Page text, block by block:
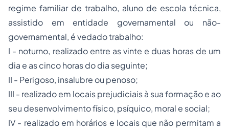
regime familiar de trabalho, aluno de escola técnica,
assistido em entidade governamental ou não-
governamental, é vedado trabalho:
I - noturno, realizado entre as vinte e duas horas de um
dia e as cinco horas do dia seguinte;
II - Perigoso, insalubre ou penoso;
III - realizado em locais prejudiciais à sua formação e ao
seu desenvolvimento físico, psíquico, moral e social;
IV - realizado em horários e locais que não permitam a